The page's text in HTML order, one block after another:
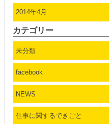
2014年4月
カテゴリー
未分類
facebook
NEWS
仕事に関するできごと